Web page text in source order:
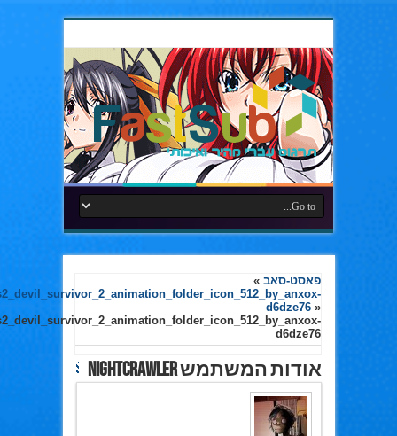
פאסט-סאב »
d6dze76»
d6dze76
אודות המשתמש nightCrawler